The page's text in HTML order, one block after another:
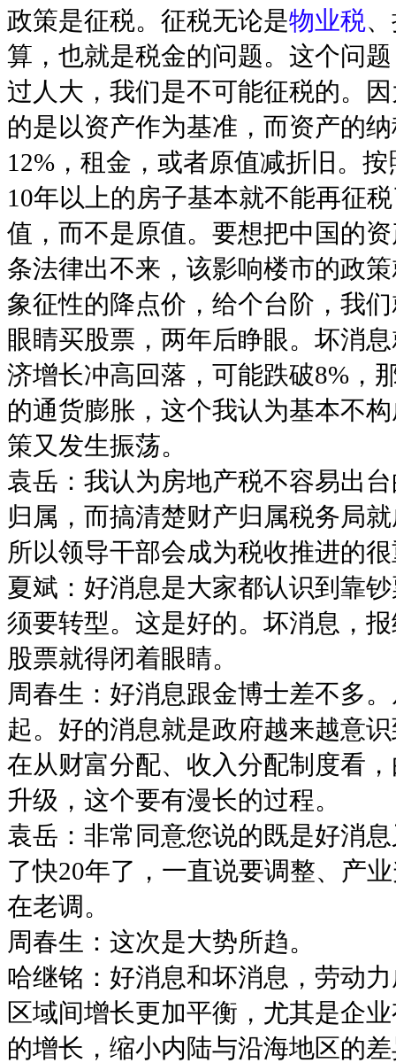
政策是征税。征税无论是物业税
算，也就是税金的问题。这个问
过人大，我们是不可能征税的。
的是以资产作为基准，而资产的
12%，租金，或者原值减折旧。
10年以上的房子基本就不能再征
值，而不是原值。要想把中国的
条法律出不来，该影响楼市的政
象征性的降点价，给个台阶，我
眼睛买股票，两年后睁眼。坏消
济增长冲高回落，可能跌破8%，
的通货膨胀，这个我认为基本不
策又发生振荡。
袁岳：我认为房地产税不容易出
归属，而搞清楚财产归属税务局
所以领导干部会成为税收推进的
夏斌：好消息是大家都认识到靠
须要转型。这是好的。坏消息，
股票就得闭着眼睛。
周春生：好消息跟金博士差不多
起。好的消息就是政府越来越意
在从财富分配、收入分配制度看
升级，这个要有漫长的过程。
袁岳：非常同意您说的既是好消
了快20年了，一直说要调整、产
在老调。
周春生：这次是大势所趋。
哈继铭：好消息和坏消息，劳动
区域间增长更加平衡，尤其是企
的增长，缩小内陆与沿海地区的